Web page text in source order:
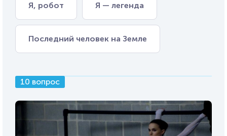
Я, робот Я — легенда
Последний человек на Земле
10 вопрос